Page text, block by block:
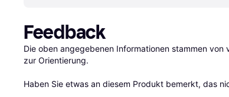
Feedback
Die oben angegebenen Informationen stammen
zur Orientierung.
Haben Sie etwas an diesem Produkt bemerkt, das